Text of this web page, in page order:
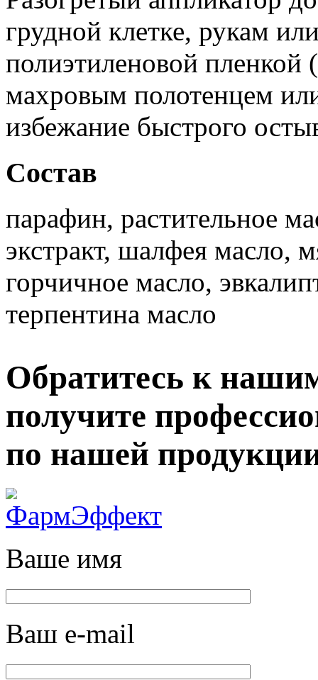
грудной клетке, рукам
полиэтиленовой пленкой
махровым полотенцем
избежание быстрого
Состав
парафин, растительное
экстракт, шалфея масло,
горчичное масло,
терпентина масло
Обратитесь к
получите
по нашей
Ваше имя
Ваш e-mail